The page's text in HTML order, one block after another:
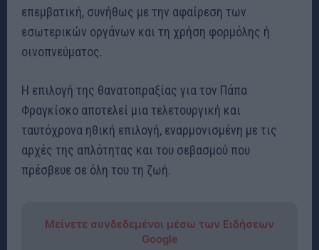
επεμβατική, συνήθως με την αφαίρεση των
εσωτερικών οργάνων και τη χρήση φορμόλης ή
οινοπνεύματος.
Η επιλογή της θανατοπραξίας για τον Πάπα
Φραγκίσκο αποτελεί μια τελετουργική και
ταυτόχρονα ηθική επιλογή, εναρμονισμένη με τις
αρχές της απλότητας και του σεβασμού που
πρέσβευε σε όλη του τη ζωή.
Μείνετε συνδεδεμένοι μέσω των Ειδήσεων
Google